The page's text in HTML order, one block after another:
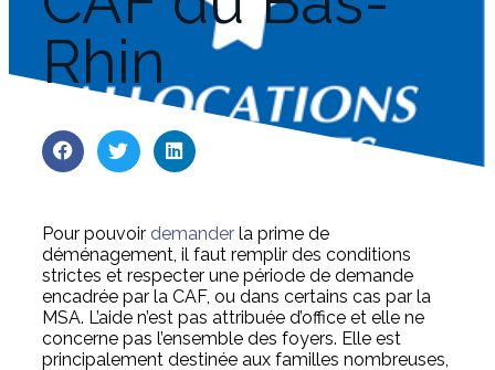
Rhin
Pour pouvoir demander la prime de
déménagement, il faut remplir des conditions
strictes et respecter une période de demande
encadrée par la CAF, ou dans certains cas par la
MSA. L’aide n’est pas attribuée d’office et elle ne
concerne pas l’ensemble des foyers. Elle est
principalement destinée aux familles nombreuses,